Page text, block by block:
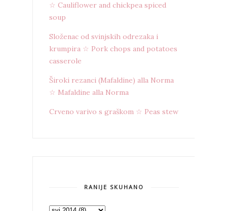
☆ Cauliflower and chickpea spiced
soup
Složenac od svinjskih odrezaka i
krumpira ☆ Pork chops and potatoes
casserole
Široki rezanci (Mafaldine) alla Norma
☆ Mafaldine alla Norma
Crveno varivo s graškom ☆ Peas stew
RANIJE SKUHANO